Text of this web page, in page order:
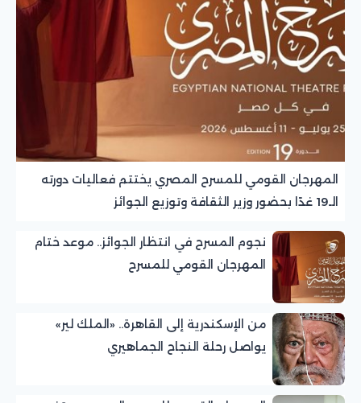
المهرجان القومي للمسرح المصري يختتم فعاليات دورته
الـ19 غدًا بحضور وزير الثقافة وتوزيع الجوائز
نجوم المسرح في انتظار الجوائز.. موعد ختام
المهرجان القومي للمسرح
من الإسكندرية إلى القاهرة.. «الملك لير»
يواصل رحلة النجاح الجماهيري